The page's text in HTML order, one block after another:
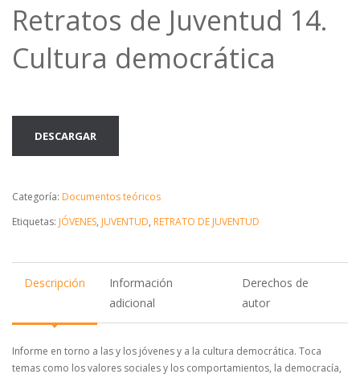
Retratos de Juventud 14.
Cultura democrática
DESCARGAR
Categoría: Documentos teóricos
Etiquetas: JÓVENES, JUVENTUD, RETRATO DE JUVENTUD
Descripción
Información
adicional
Derechos de
autor
Informe en torno a las y los jóvenes y a la cultura democrática. Toca
temas como los valores sociales y los comportamientos, la democracía,